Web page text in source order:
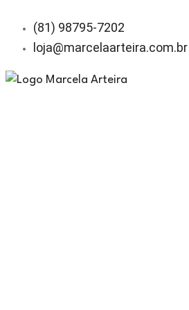
(81) 98795-7202
loja@marcelaarteira.com.br